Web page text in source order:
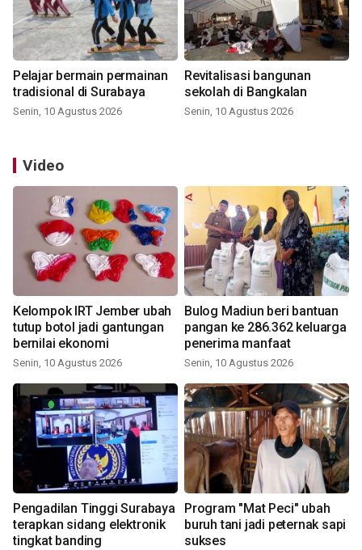
Pelajar bermain permainan
tradisional di Surabaya
Senin, 10 Agustus 2026
Revitalisasi bangunan
sekolah di Bangkalan
Senin, 10 Agustus 2026
Video
Kelompok IRT Jember ubah
tutup botol jadi gantungan
bernilai ekonomi
Senin, 10 Agustus 2026
Bulog Madiun beri bantuan
pangan ke 286.362 keluarga
penerima manfaat
Senin, 10 Agustus 2026
Pengadilan Tinggi Surabaya
terapkan sidang elektronik
tingkat banding
Program "Mat Peci" ubah
buruh tani jadi peternak sapi
sukses